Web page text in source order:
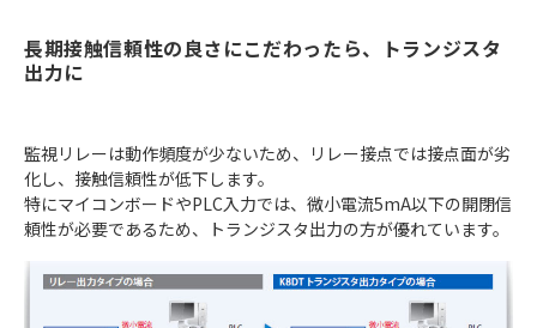
長期接触信頼性の良さにこだわったら、トランジスタ
出力に
監視リレーは動作頻度が少ないため、リレー接点では接点面が劣
化し、接触信頼性が低下します。
特にマイコンボードやPLC入力では、微小電流5mA以下の開閉信
頼性が必要であるため、トランジスタ出力の方が優れています。